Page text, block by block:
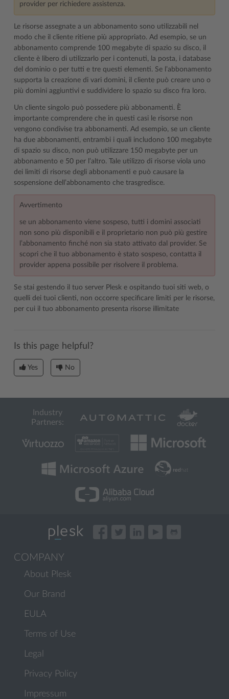
provider per richiedere assistenza.
Le risorse assegnate a un abbonamento sono utilizzabili nel
modo che il cliente ritiene più appropriato. Ad esempio, se un
abbonamento comprende 100 megabyte di spazio su disco, il
cliente è libero di utilizzarlo per i contenuti, la posta, i database
del dominio o per tutti e tre questi elementi. Se l’abbonamento
supporta la creazione di vari domini, il cliente può creare uno o
più domini aggiuntivi e suddividere lo spazio su disco fra loro.
Un cliente singolo può possedere più abbonamenti. È
importante comprendere che in questi casi le risorse non
vengono condivise tra abbonamenti. Ad esempio, se un cliente
ha due abbonamenti, entrambi i quali includono 100 megabyte
di spazio su disco, non può utilizzare 150 megabyte per un
abbonamento e 50 per l’altro. Tale utilizzo di risorse viola uno
dei limiti di risorse degli abbonamenti e può causare la
sospensione dell’abbonamento che trasgredisce.
Avvertimento
se un abbonamento viene sospeso, tutti i domini associati
non sono più disponibili e il proprietario non può più gestire
l’abbonamento finché non sia stato attivato dal provider. Se
scopri che il tuo abbonamento è stato sospeso, contatta il
provider appena possibile per risolvere il problema.
Se stai gestendo il tuo server Plesk e ospitando tuoi siti web, o
quelli dei tuoi clienti, non occorre specificare limiti per le risorse,
per cui il tuo abbonamento presenta risorse illimitate
Is this page helpful?
Yes No
Industry
Partners:
COMPANY
About Plesk
Our Brand
EULA
Terms of Use
Legal
Privacy Policy
Impressum